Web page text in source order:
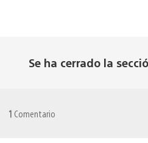
Se ha cerrado la
1 Comentario